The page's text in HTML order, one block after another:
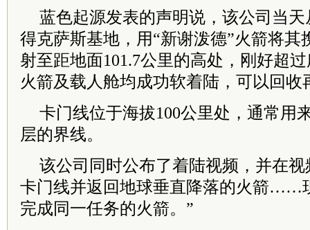
蓝色起源发表的声明说，该公司当
得克萨斯基地，用“新谢泼德”火箭将其
射至距地面101.7公里的高处，刚好超
火箭及载人舱均成功软着陆，可以回收
卡门线位于海拔100公里处，通常用
层的界线。
该公司同时公布了着陆视频，并在
卡门线并返回地球垂直降落的火箭……
完成同一任务的火箭。”